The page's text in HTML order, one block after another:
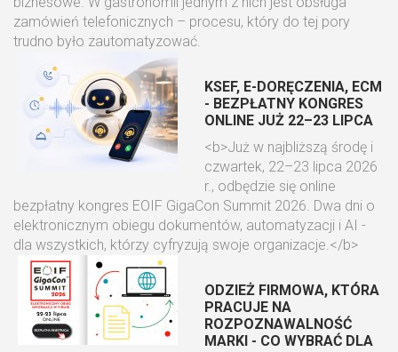
zamówień telefonicznych – procesu, który do tej pory
trudno było zautomatyzować.
KSEF, E-DORĘCZENIA, ECM
- BEZPŁATNY KONGRES
ONLINE JUŻ 22–23 LIPCA
<b>Już w najbliższą środę i
czwartek, 22–23 lipca 2026
r., odbędzie się online
bezpłatny kongres EOIF GigaCon Summit 2026. Dwa dni o
elektronicznym obiegu dokumentów, automatyzacji i AI -
dla wszystkich, którzy cyfryzują swoje organizacje.</b>
ODZIEŻ FIRMOWA, KTÓRA
PRACUJE NA
ROZPOZNAWALNOŚĆ
MARKI - CO WYBRAĆ DLA